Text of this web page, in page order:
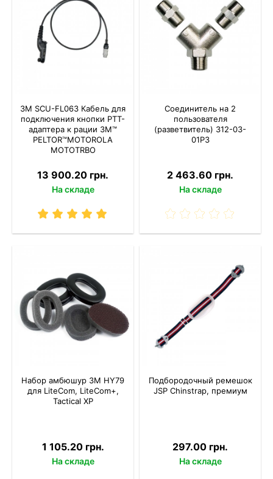
3M SCU-FL063 Кабель для
подключения кнопки РТТ-
адаптера к рации 3M™
PELTOR™MOTOROLA
MOTOTRBO
13 900.20 грн.
На складе
Соединитель на 2
пользователя
(разветвитель) 312-03-
01P3
2 463.60 грн.
На складе
Набор амбюшур 3M HY79
для LiteCom, LiteCom+,
Tactical XP
1 105.20 грн.
На складе
Подбородочный ремешок
JSP Chinstrap, премиум
297.00 грн.
На складе